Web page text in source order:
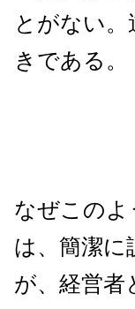
とがない
きである。
なぜこの
は、簡潔に
が、経営者